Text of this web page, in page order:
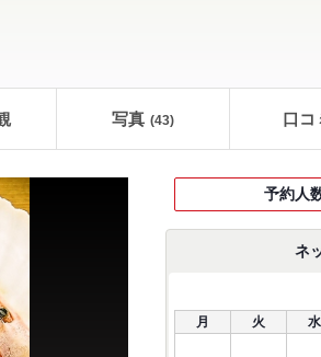
写真 (43) 口コ
予約人
ネ
月 火 水